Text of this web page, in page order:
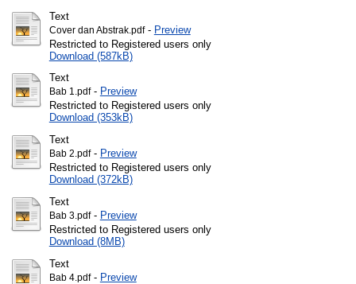
Text
Cover dan Abstrak.pdf- Preview
Restricted to Registered users only
Download (587kB)
Text
Bab 1.pdf- Preview
Restricted to Registered users only
Download (353kB)
Text
Bab 2.pdf- Preview
Restricted to Registered users only
Download (372kB)
Text
Bab 3.pdf- Preview
Restricted to Registered users only
Download (8MB)
Text
Bab 4.pdf- Preview